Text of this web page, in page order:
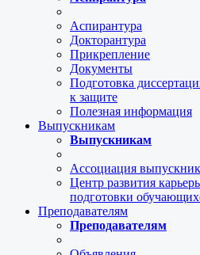
Аспирантура
Докторантура
Прикрепление
Документы
Подготовка
к защите
Полезная информация
Выпускникам
Выпускникам
Ассоциация
Центр развития
подготовки
Преподавателям
Преподавателям